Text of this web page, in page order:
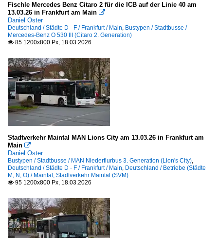
Fischle Mercedes Benz Citaro 2 für die ICB auf der Linie 40 am
13.03.26 in Frankfurt am Main 
Daniel Oster
Deutschland / Städte D - F / Frankfurt / Main, Bustypen / Stadtbusse /
Mercedes-Benz O 530 III (Citaro 2. Generation)
 85 1200x800 Px, 18.03.2026
Stadtverkehr Maintal MAN Lions City am 13.03.26 in Frankfurt am
Main 
Daniel Oster
Bustypen / Stadtbusse / MAN Niederflurbus 3. Generation (Lion's City),
Deutschland / Städte D - F / Frankfurt / Main, Deutschland / Betriebe (Städte
M, N, O) / Maintal, Stadtverkehr Maintal (SVM)
 95 1200x800 Px, 18.03.2026